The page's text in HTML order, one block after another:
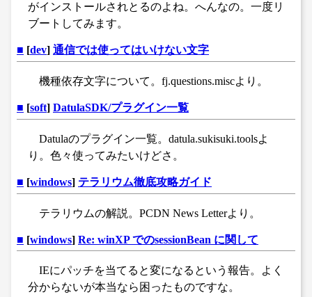
がインストールされとるのよね。へんなの。一度リ
ブートしてみます。
■ [dev] 通信では使ってはいけない文字
機種依存文字について。fj.questions.miscより。
■ [soft] DatulaSDK/プラグイン一覧
Datulaのプラグイン一覧。datula.sukisuki.toolsよ
り。色々使ってみたいけどさ。
■ [windows] テラリウム徹底攻略ガイド
テラリウムの解説。PCDN News Letterより。
■ [windows] Re: winXP でのsessionBean に関して
IEにパッチを当てると変になるという報告。よく
分からないが本当なら困ったものですな。